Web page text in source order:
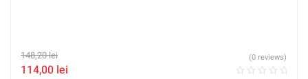
148,20lei
114,00 lei
(0 reviews)